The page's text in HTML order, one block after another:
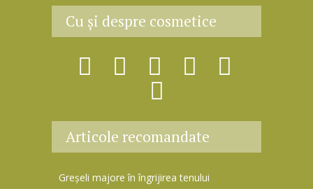
e
a
Cu şi despre cosmetice
Articole recomandate
Greșeli majore în îngrijirea tenului